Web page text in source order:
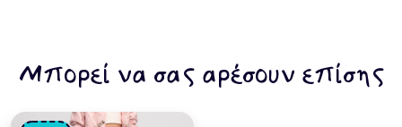
Μπορεί να σας αρέσουν επίσης